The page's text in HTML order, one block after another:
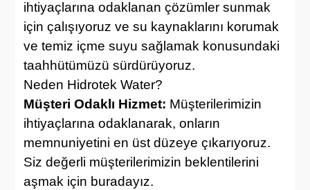
ihtiyaçlarına odaklanan çözümler sunmak
için çalışıyoruz ve su kaynaklarını korumak
ve temiz içme suyu sağlamak konusundaki
taahhütümüzü sürdürüyoruz.
Neden Hidrotek Water?
Müşteri Odaklı Hizmet: Müşterilerimizin
ihtiyaçlarına odaklanarak, onların
memnuniyetini en üst düzeye çıkarıyoruz.
Siz değerli müşterilerimizin beklentilerini
aşmak için buradayız.